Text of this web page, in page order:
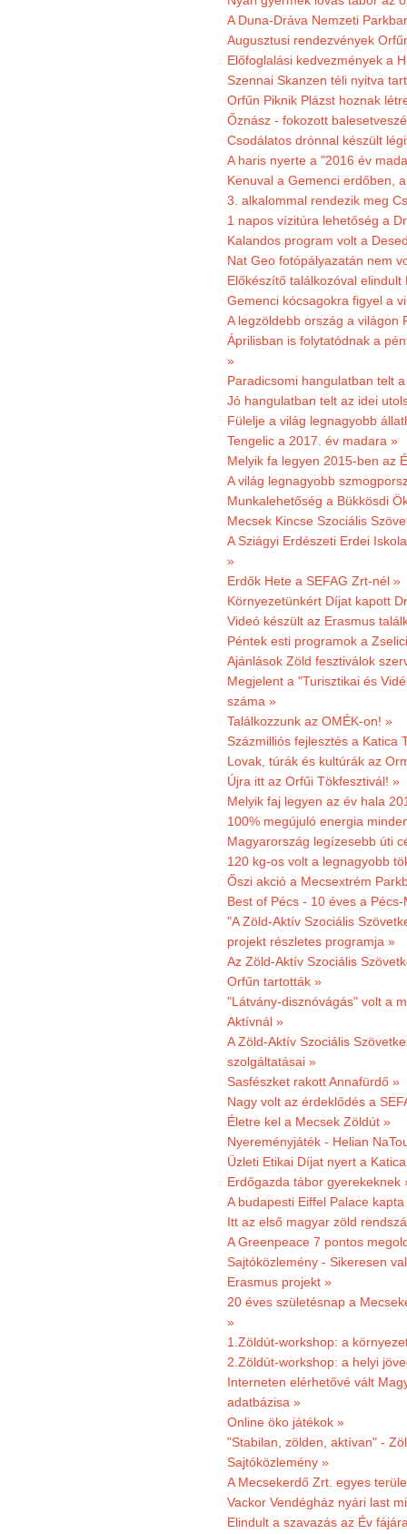
A Duna-Dráva Nemzeti
Augusztusi rendezvények
Előfoglalási kedvezmények a
Szennai Skanzen téli nyitva
Orfűn Piknik Plázst hoznak
Őznász - fokozott
Csodálatos drónnal készült
A haris nyerte a "2016 év
Kenuval a Gemenci erdőben,
3. alkalommal rendezik meg
1 napos vízitúra lehetőség a
Kalandos program volt a
Nat Geo fotópályazatán nem
Előkészítő találkozóval
Gemenci kócsagokra figyel a
A legzöldebb ország a világon
Áprilisban is folytatódnak a
»
Paradicsomi hangulatban telt
Jó hangulatban telt az idei
Fülelje a világ legnagyobb
Tengelic a 2017. év madara »
Melyik fa legyen 2015-ben az
A világ legnagyobb
Munkalehetőség a Bükkösdi
Mecsek Kincse Szociális
A Sziágyi Erdészeti Erdei
»
Erdők Hete a SEFAG Zrt-nél »
Környezetünkért Díjat kapott
Videó készült az Erasmus
Péntek esti programok a
Ajánlások Zöld fesztiválok
Megjelent a "Turisztikai és
száma »
Találkozzunk az OMÉK-on! »
Százmilliós fejlesztés a Katica
Lovak, túrák és kultúrák az
Újra itt az Orfűi Tökfesztivál! »
Melyik faj legyen az év hala
100% megújuló energia
Magyarország legízesebb úti
120 kg-os volt a legnagyobb
Őszi akció a Mecsextrém
Best of Pécs - 10 éves a
"A Zöld-Aktív Szociális
projekt részletes programja »
Az Zöld-Aktív Szociális
Orfűn tartották »
"Látvány-disznóvágás" volt a
Aktívnál »
A Zöld-Aktív Szociális
szolgáltatásai »
Sasfészket rakott Annafürdő »
Nagy volt az érdeklődés a
Életre kel a Mecsek Zöldút »
Nyereményjáték - Helian
Üzleti Etikai Díjat nyert a
Erdőgazda tábor gyerekeknek
A budapesti Eiffel Palace
Itt az első magyar zöld
A Greenpeace 7 pontos
Sajtóközlemény - Sikeresen
Erasmus projekt »
20 éves születésnap a
»
1.Zöldút-workshop: a
2.Zöldút-workshop: a helyi
Interneten elérhetővé vált
adatbázisa »
Online öko játékok »
"Stabilan, zölden, aktívan" -
Sajtóközlemény »
A Mecsekerdő Zrt. egyes
Vackor Vendégház nyári last
Elindult a szavazás az Év